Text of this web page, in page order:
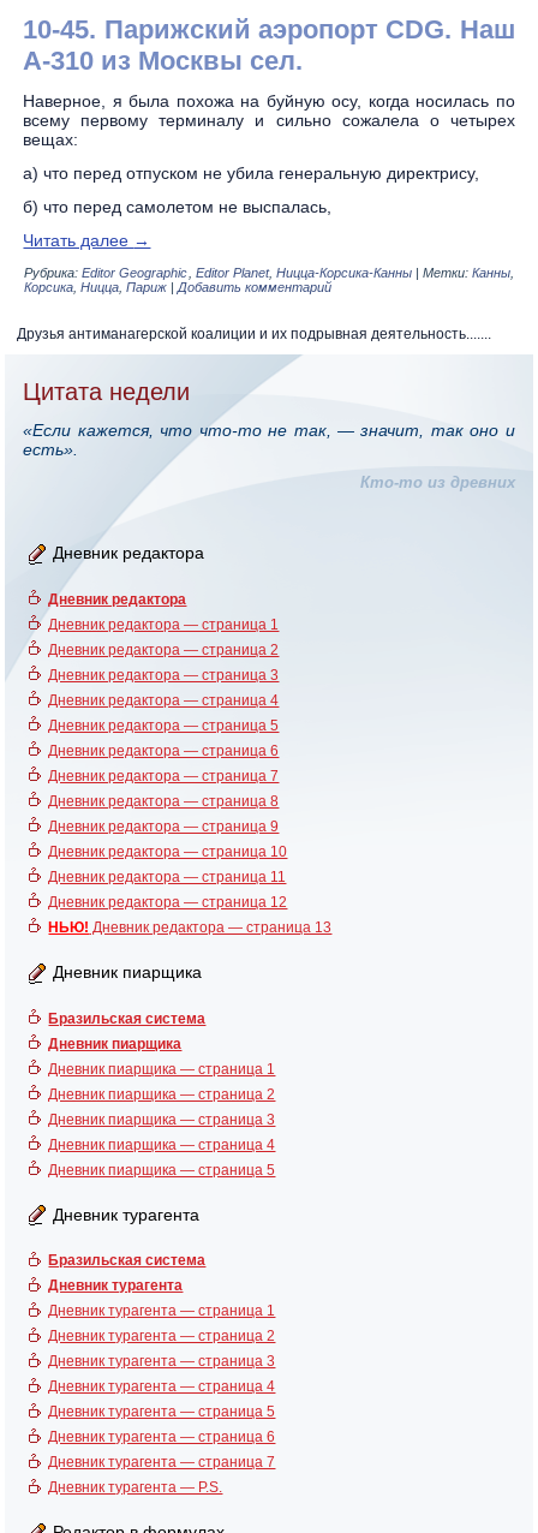
10-45. Парижский аэропорт СDG. Наш
А-310 из Москвы сел.
Наверное, я была похожа на буйную осу, когда носилась по
всему первому терминалу и сильно сожалела о четырех
вещах:
а) что перед отпуском не убила генеральную директрису,
б) что перед самолетом не выспалась,
Читать далее →
Рубрика: Editor Geographic Editor Planet, Ницца-Корсика-Канны| Метки: Канны,
Корсика ,Ницца ,Париж |Добавить комментарий
Друзья антиманагерской коалиции и их подрывная деятельность.......
Цитата недели
«Если кажется, что что-то не так, — значит, так оно и
есть».
Кто-то из древних
Дневник редактора
Дневник редактора
Дневник редактора — страница 1
Дневник редактора — страница 2
Дневник редактора — страница 3
Дневник редактора — страница 4
Дневник редактора — страница 5
Дневник редактора — страница 6
Дневник редактора — страница 7
Дневник редактора — страница 8
Дневник редактора — страница 9
Дневник редактора — страница 10
Дневник редактора — страница 11
Дневник редактора — страница 12
НЬЮ! Дневник редактора — страница 13
Дневник пиарщика
Бразильская система
Дневник пиарщика
Дневник пиарщика — страница 1
Дневник пиарщика — страница 2
Дневник пиарщика — страница 3
Дневник пиарщика — страница 4
Дневник пиарщика — страница 5
Дневник турагента
Бразильская система
Дневник турагента
Дневник турагента — страница 1
Дневник турагента — страница 2
Дневник турагента — страница 3
Дневник турагента — страница 4
Дневник турагента — страница 5
Дневник турагента — страница 6
Дневник турагента — страница 7
Дневник турагента — P.S.